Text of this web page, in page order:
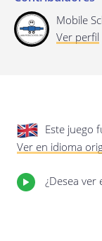
Mobile
Ver perfil
Este juego
Ver en idioma
¿Desea ver
Última